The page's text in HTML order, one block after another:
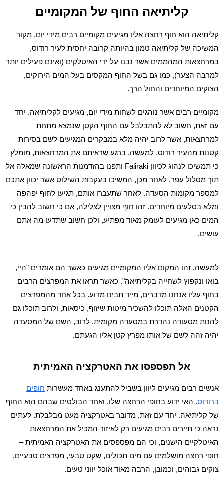
קליתיאה החוף של המקומיים
קליתיאה הוא חוף רחצה אליו מגיעים מקומיים רבים מידי יום. מקור
המשיכה של קליתיאה טמון בהיותה קרובה יחסית לעיר רודוס,
במרחצאות המהממים אשר נבנו על ידי האיטלקים (ואינם פעילים יותר
למרבה הצער), כמו גם בשל החוף המקסים בעל המים הירוקים,
הצוקים המיוחדים והחול הרך.
מקומיים רבים אשר נוהגים לשחות מידי יום, מגיעים לקליתיאה. יחד
עם זאת, חשוב לא להתבלבל עם החוף הקטן שנמצא מתחת
למרחצאות, אשר לרוב יהיה מלא במבקרים המגיעים לשם בסירות
קטנות מהעיר רודוס. למעשה, ברגע שראיתם את המרחצאות, מומלץ
כי תמשיכו לנהוג לכיוון Faliraki ותפנו בהזדמנות הראשונה שמאלה אל
תוך מסלול עפר. לאחר מכן, המשיכו בעקבות השילוט אשר יכוון אתכם
למספר מקומות הסעדה. לאחר שתעברו אותם, תגיעו לחוף יפהפה
ומלא בסלעים מיוחדים. זהו חוף מצויין לצלילה, אם כי חשוב להבין כי
המים כאן מגיעים לעומק מאוד מפתיע, ולכן חשוב שתדעו מה אתם
עושים.
למעשה, זהו המקום אליו המקומיים מגיעים כאשר הם אומרים "היי,
בואו ונקפוץ לשחייה בקליתיאה". כאשר תראו את המפרצים הרבים
בחוף עליו אנחנו מדברים, מייד תבינו מדוע. בכל אחד מהמפרצים
הקטנים האלה תוכלו להשכיר מיטות שיזוף, כיסאות, ולרוב תוכלו גם
להנות מסעודה נהדרת במסעדה מקומית. לרוב, השם של המסעדה
יהיה זהה לשם של אותו מפרץ קטן אליו הגעתם.
אל תפספסו את האטרקציה האמיתית
אנשים רבים מגיעים ליוון בשביל להתענג באחד מעשרות חופים
ברודוס. האי ידוע בחופי הרחצה שלו, ואחד הבולטים שבהם הוא החוף
של קליתיאה. יחד עם זאת, מדובר באטרקציה מעט מבלבלת. לעתים
נראה כי תיירים רבים מגיעים רק לאיזור המכיל את המרחצאות
האיטלקיים הישנים, וכי הם מפספסים את האטרקציה האמיתית –
חופי רחצה מושלמים עם מים תכולים, שקט טבעי, מפרצים טבעיים,
צוקים גבוהים, וכמובן, הרבה מאוד אוכל יווני טעים.